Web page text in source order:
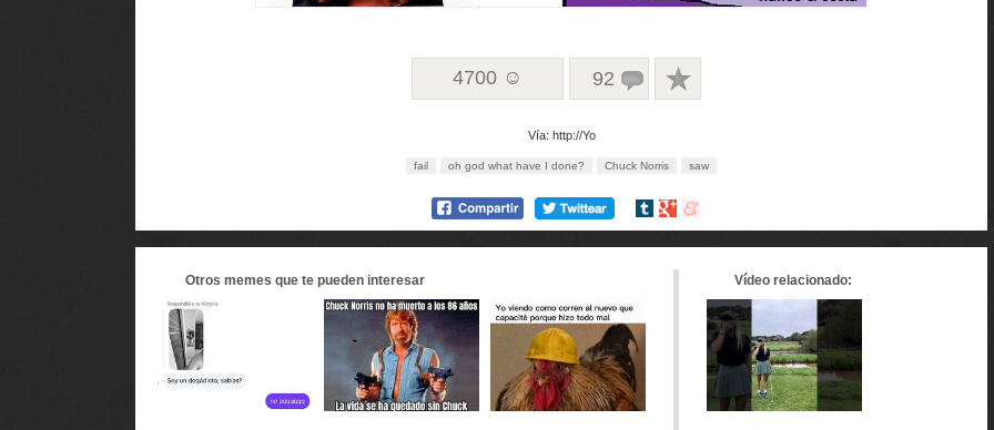
4700 ☺ 92
Vía: http://Yo
fail oh god what have I done? Chuck Norris saw
Compartir
Compartir
Compartir
Otros memes que te pueden interesar Vídeo relacionado: